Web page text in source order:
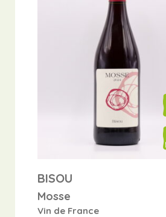
BISOU
Mosse
Vin de France